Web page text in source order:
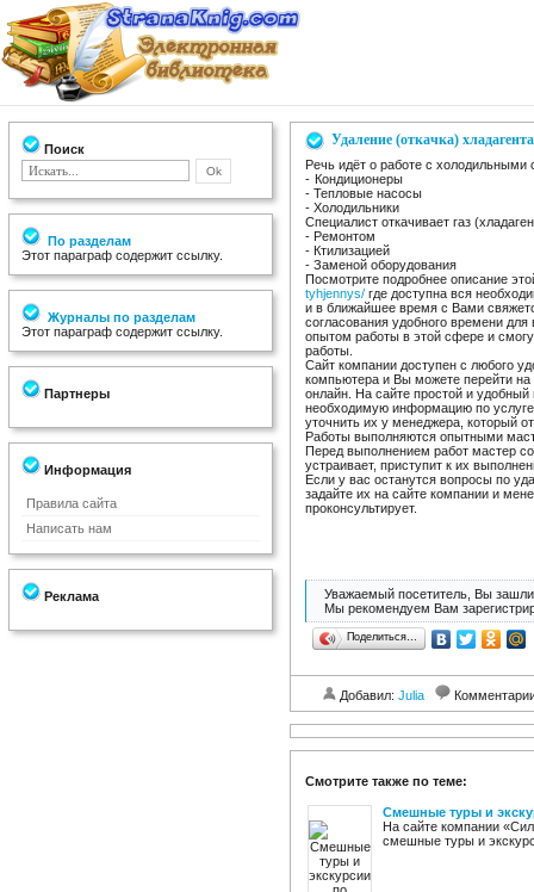
Поиск
По разделам
Этот параграф содержит ссылку.
Журналы по разделам
Этот параграф содержит ссылку.
Партнеры
Информация
Правила сайта
Написать нам
Реклама
Удаление (откачка)
Речь идёт о работе с
- Кондиционеры
- Тепловые насосы
- Холодильники
Специалист откачивает газ
- Ремонтом
- Ктилизацией
- Заменой оборудования
Посмотрите подробнее описание
tyhjennys/ где доступна вся
и в ближайшее время с Вами
согласования удобного времени
опытом работы в этой сфере и
работы.
Сайт компании доступен с любого
компьютера и Вы можете перейти
онлайн. На сайте простой и
необходимую информацию по
уточнить их у менеджера, который
Работы выполняются опытными
Перед выполнением работ мастер
устраивает, приступит к их
Если у вас останутся вопросы по
задайте их на сайте компании и
проконсультирует.
Уважаемый посетитель, Вы зашли
Мы рекомендуем Вам
Поделиться…
Добавил: Julia
Смотрите также по теме:
Смешные туры и
На сайте компании
смешные туры и